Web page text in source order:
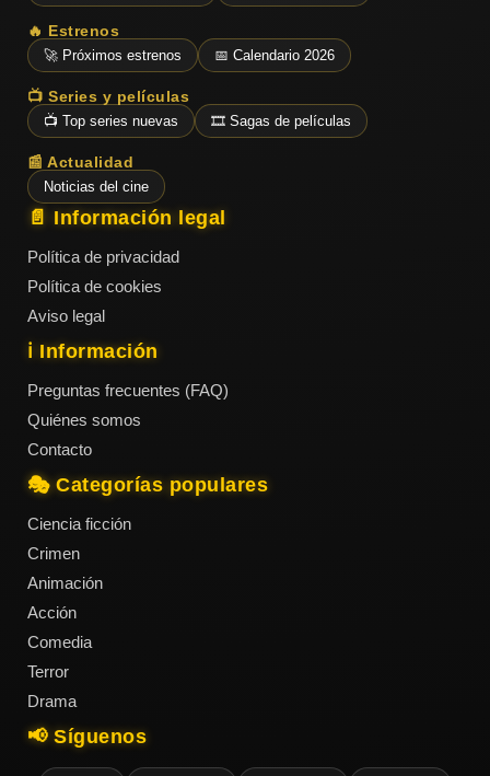
🔥 Estrenos
🚀 Próximos estrenos 📅 Calendario 2026
📺 Series y películas
📺 Top series nuevas 🎞️ Sagas de películas
📰 Actualidad
Noticias del cine
📄 Información legal
Política de privacidad
Política de cookies
Aviso legal
ℹ️ Información
Preguntas frecuentes (FAQ)
Quiénes somos
Contacto
🎭 Categorías populares
Ciencia ficción
Crimen
Animación
Acción
Comedia
Terror
Drama
📢 Síguenos